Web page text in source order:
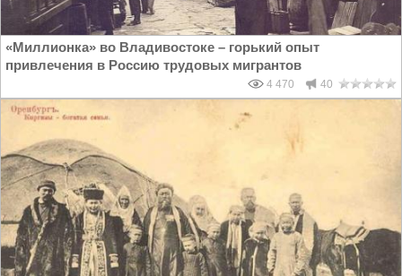
«Миллионка» во Владивостоке – горький опыт
привлечения в Россию трудовых мигрантов
4 470 40